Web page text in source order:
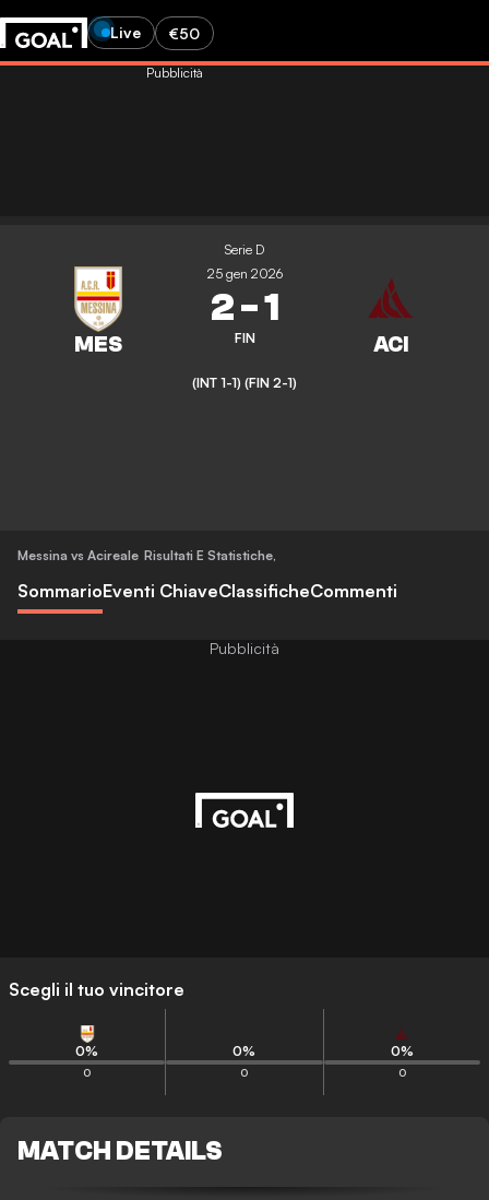
Live €50
Pubblicità
Serie D
25 gen 2026
2-1
FIN
(INT 1-1) (FIN 2-1)
Messina vs Acireale Risultati E Statistiche,
SommarioEventi ChiaveClassificheCommenti
Scegli il tuo vincitore
0%
0
0%
0
0%
0
MATCH DETAILS
Pubblicità